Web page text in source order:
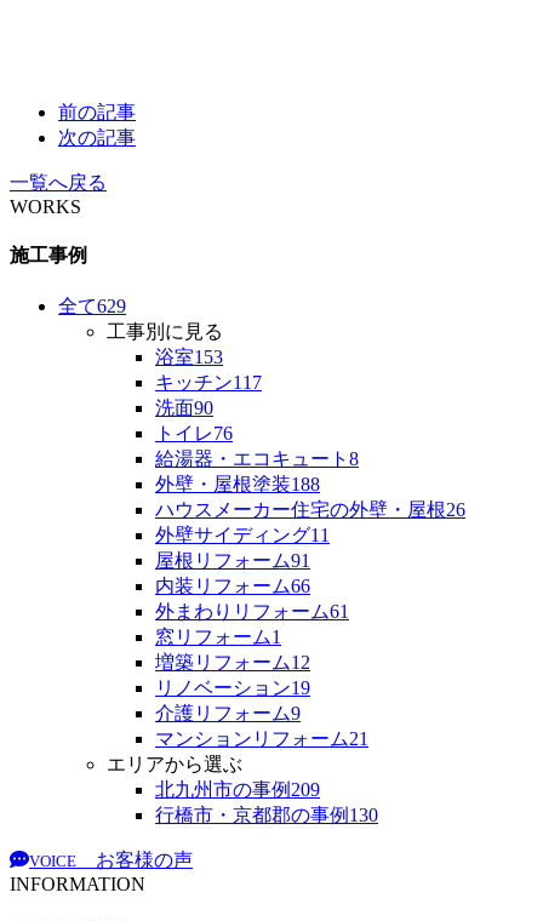
前の記事
次の記事
一覧へ戻る
WORKS
施工事例
全て629
工事別に見る
浴室153
キッチン117
洗面90
トイレ76
給湯器・エコキュート 8
外壁・屋根塗装188
ハウスメーカー住宅の外壁・屋根26
外壁サイディング11
屋根リフォーム91
内装リフォーム66
外まわりリフォーム61
窓リフォーム1
増築リフォーム12
リノベーション19
介護リフォーム9
マンションリフォーム21
エリアから選ぶ
北九州市の事例 209
行橋市・京都郡の事例 130
VOICE
お客様の声
INFORMATION